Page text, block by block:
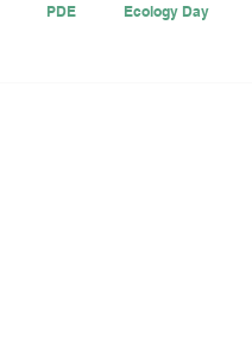
PDE Ecology Day